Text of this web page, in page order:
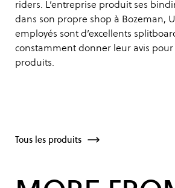
riders. L’entreprise produit ses
dans son propre shop à Bozeman,
employés sont d’excellents
constamment donner leur avis
produits.
Tous les produits